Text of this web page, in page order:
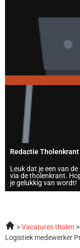
Redactie Tholenkrant
Leuk dat je een van
via de tholenkrant.
je gelukkig van wordt!
Vacatures tholen
Logistiek medewerker